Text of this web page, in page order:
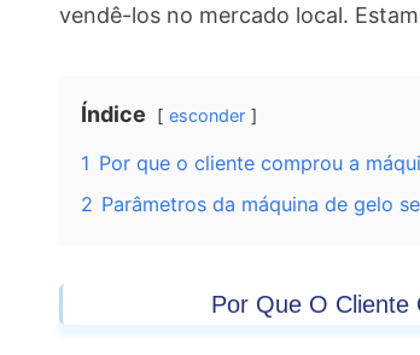
vendê-los no mercado local.
Índice esconder
1 Por que o cliente comprou a
2 Parâmetros da máquina de gelo
Por Que O Cliente